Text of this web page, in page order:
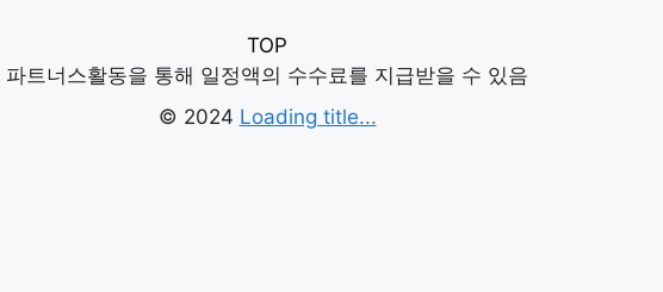
TOP
파트너스활동을 통해 일정액의 수수료를 지급받을 수 있음
© 2024 Loading title...